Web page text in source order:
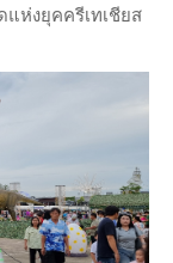
แห่งยุคครีเทเชียส